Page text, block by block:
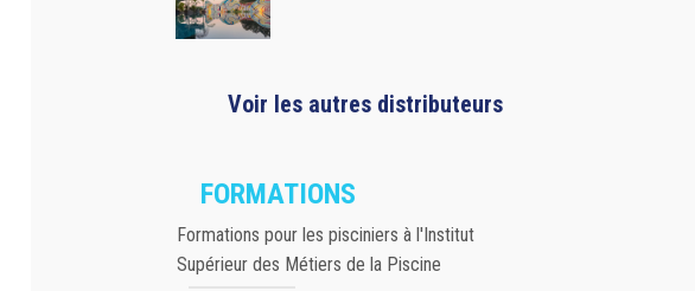
Voir les autres distributeurs
FORMATIONS
Formations pour les pisciniers à l'Institut
Supérieur des Métiers de la Piscine